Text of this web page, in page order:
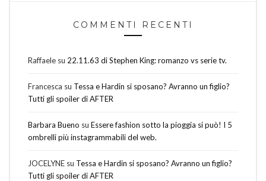
COMMENTI RECENTI
Raffaele su 22.11.63 di Stephen King: romanzo vs serie tv.
Francesca su Tessa e Hardin si sposano? Avranno un figlio?
Tutti gli spoiler di AFTER
Barbara Bueno su Essere fashion sotto la pioggia si può! I 5
ombrelli più instagrammabili del web.
JOCELYNE su Tessa e Hardin si sposano? Avranno un figlio?
Tutti gli spoiler di AFTER